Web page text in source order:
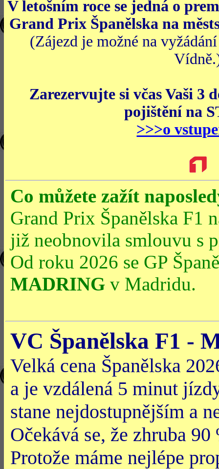
V letošním roce se jedná o
Grand Prix Španělska na
(Zájezd je možné na
Zarezervujte si včas Vaši 3
pojištění na
>>>o
Co můžete zažít
Grand Prix Španělska F1
již neobnovila smlouvu s
Od roku 2026 se GP
MADRING v Madridu.
VC Španělska F1 -
Velká cena Španělska
a je vzdálená 5 minut
stane nejdostupnějším a
Očekává se, že zhruba
Protože máme nejlépe